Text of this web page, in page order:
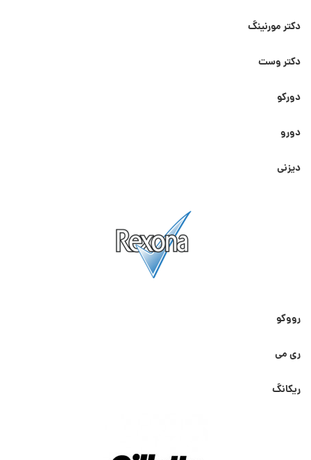
دکتر مورنینگ
دکتر وست
دورکو
دورو
دیزنی
رووکو
ری می
ریکانگ